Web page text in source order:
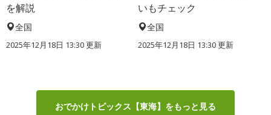
を解説
全国
2025年12月18日 13:30 更新
いもチェック
全国
2025年12月18日 13:30 更新
おでかけトピックス【東海】をもっと見る